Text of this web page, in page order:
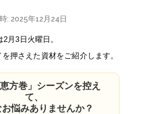
: 2025年12月24日
月3日火曜日。
押さえた資材をご紹介します。
方巻」シーズンを控え
て、
お悩みありませんか？